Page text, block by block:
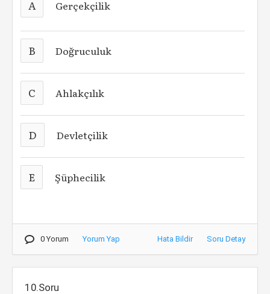
A Gerçekçilik
B Doğruculuk
C Ahlakçılık
D Devletçilik
E Şüphecilik
0 Yorum Yorum Yap Hata Bildir Soru Detay
10.Soru